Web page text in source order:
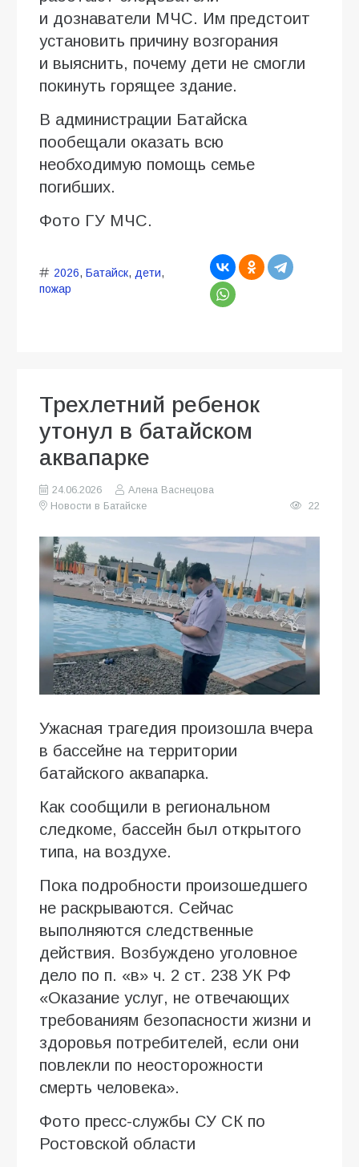
и дознаватели МЧС. Им предстоит
установить причину возгорания
и выяснить, почему дети не смогли
покинуть горящее здание.
В администрации Батайска
пообещали оказать всю
необходимую помощь семье
погибших.
Фото ГУ МЧС.
2026, Батайск, дети,
пожар
Трехлетний ребенок
утонул в батайском
аквапарке
24.06.2026
Алена Васнецова
Новости в Батайске
22
Ужасная трагедия произошла вчера
в бассейне на территории
батайского аквапарка.
Как сообщили в региональном
следкоме, бассейн был открытого
типа, на воздухе.
Пока подробности произошедшего
не раскрываются. Сейчас
выполняются следственные
действия. Возбуждено уголовное
дело по п. «в» ч. 2 ст. 238 УК РФ
«Оказание услуг, не отвечающих
требованиям безопасности жизни и
здоровья потребителей, если они
повлекли по неосторожности
смерть человека».
Фото пресс-службы СУ СК по
Ростовской области